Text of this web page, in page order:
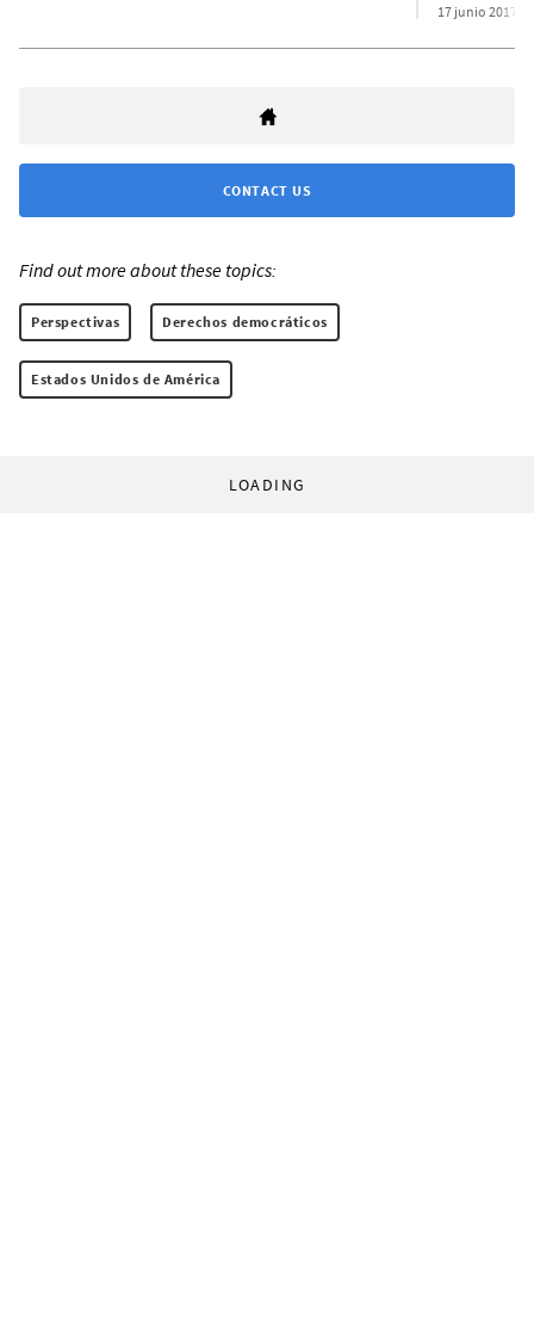
17 junio 2017
CONTACT US
Find out more about these topics:
Perspectivas Derechos democráticos
Estados Unidos de América
LOADING